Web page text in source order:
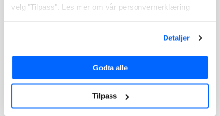
velg "Tilpass". Les mer om vår personvernerklæring
Detaljer
Godta alle
Tilpass
Fordelingen følger altså arverekkefølgen
, med
formkrav at det kan bli vanskelig å ha helt oversikt. I
tillegg er det mye følelser knyttet til fordeling av arv.